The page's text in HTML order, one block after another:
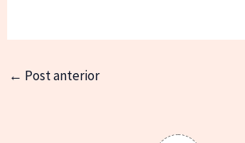
← Post anterior